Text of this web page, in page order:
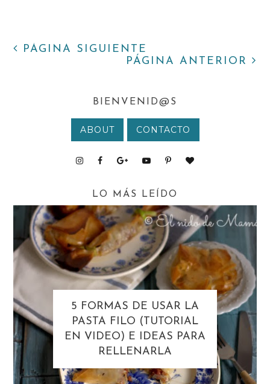
PÁGINA SIGUIENTE
PÁGINA ANTERIOR
BIENVENID@S
ABOUT CONTACTO
LO MÁS LEÍDO
5 FORMAS DE USAR LA
PASTA FILO (TUTORIAL
EN VIDEO) E IDEAS PARA
RELLENARLA